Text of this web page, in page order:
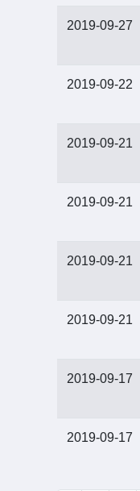
2019-09-27
2019-09-22
2019-09-21
2019-09-21
2019-09-21
2019-09-21
2019-09-17
2019-09-17